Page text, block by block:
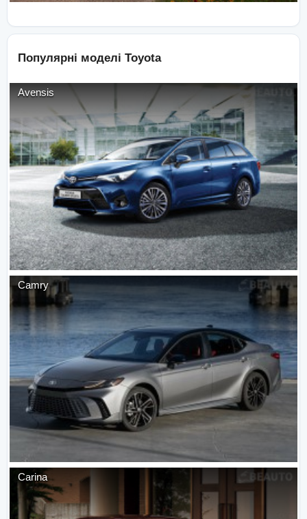
Популярні моделі Toyota
Avensis
Camry
Carina